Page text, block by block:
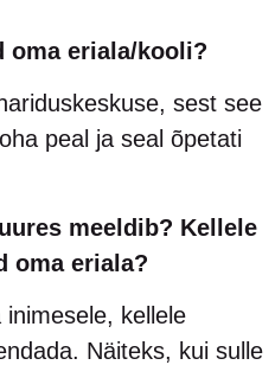
oma eriala/kooli?
sest see
peal ja seal õpetati
meeldib? Kellele
oma eriala?
kellele
Näiteks, kui sulle